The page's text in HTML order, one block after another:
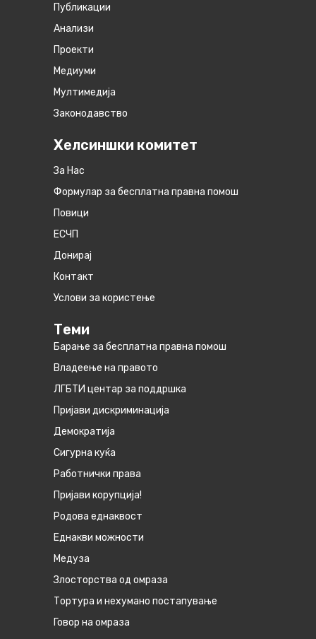
Публикации
Анализи
Проекти
Медиуми
Мултимедија
Законодавство
Хелсиншки комитет
За Нас
Формулар за бесплатна правна помош
Повици
ЕСЧП
Донирај
Контакт
Услови за користење
Теми
Барање за бесплатна правна помош
Владеење на правото
ЛГБТИ центар за поддршка
Пријави дискриминација
Демократија
Сигурна куќа
Работнички права
Пријави корупција!
Родова еднаквост
Eднакви можности
Медуза
Злосторства од омраза
Тортура и нехумано постапување
Говор на омраза